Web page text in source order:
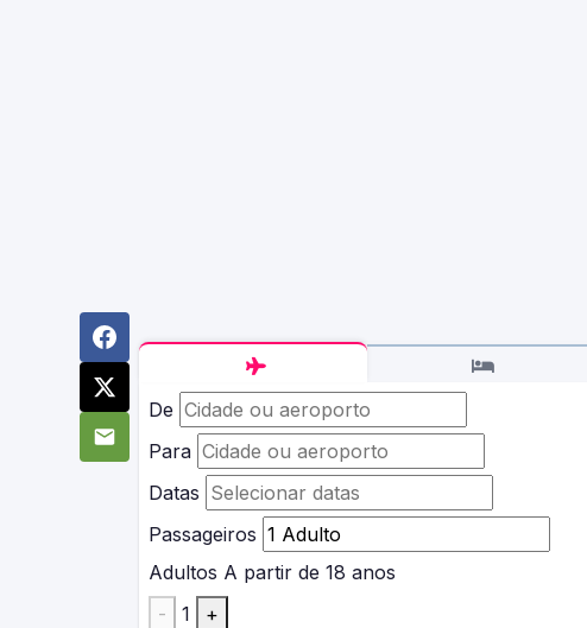
De
Para
Datas
Passageiros
Adultos A partir de 18 anos
-
1
+